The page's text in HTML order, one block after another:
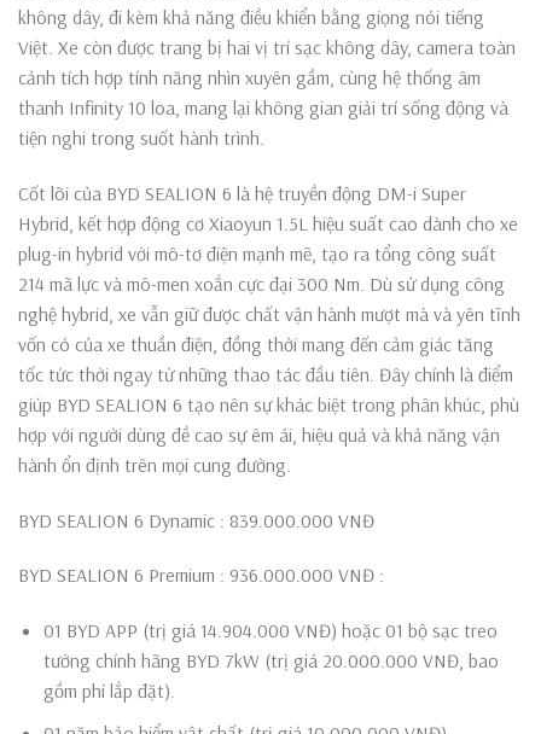
không dây, đi kèm khả năng điều khiển bằng giọng nói tiếng
Việt. Xe còn được trang bị hai vị trí sạc không dây, camera toàn
cảnh tích hợp tính năng nhìn xuyên gầm, cùng hệ thống âm
thanh Infinity 10 loa, mang lại không gian giải trí sống động và
tiện nghi trong suốt hành trình.
Cốt lõi của BYD SEALION 6 là hệ truyền động DM-i Super
Hybrid, kết hợp động cơ Xiaoyun 1.5L hiệu suất cao dành cho xe
plug-in hybrid với mô-tơ điện mạnh mẽ, tạo ra tổng công suất
214 mã lực và mô-men xoắn cực đại 300 Nm. Dù sử dụng công
nghệ hybrid, xe vẫn giữ được chất vận hành mượt mà và yên tĩnh
vốn có của xe thuần điện, đồng thời mang đến cảm giác tăng
tốc tức thời ngay từ những thao tác đầu tiên. Đây chính là điểm
giúp BYD SEALION 6 tạo nên sự khác biệt trong phân khúc, phù
hợp với người dùng đề cao sự êm ái, hiệu quả và khả năng vận
hành ổn định trên mọi cung đường.
BYD SEALION 6 Dynamic : 839.000.000 VNĐ
BYD SEALION 6 Premium : 936.000.000 VNĐ :
01 BYD APP (trị giá 14.904.000 VNĐ) hoặc 01 bộ sạc treo
tường chính hãng BYD 7kW (trị giá 20.000.000 VNĐ, bao
gồm phí lắp đặt).